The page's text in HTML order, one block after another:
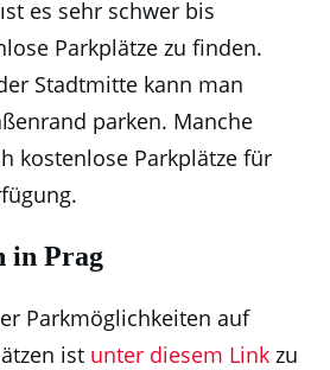
es sehr schwer bis
Parkplätze zu finden.
Stadtmitte kann man
parken. Manche
kostenlose Parkplätze für
in Prag
Parkmöglichkeiten auf
ist unter diesem Link zu